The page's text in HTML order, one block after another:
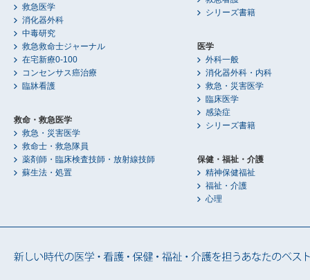
救急医学
消化器外科
中毒研究
救急救命士ジャーナル
在宅新療0-100
コンセンサス癌治療
臨牀看護
救命・救急医学
救急・災害医学
救命士・救急隊員
薬剤師・臨床検査技師・放射線技師
蘇生法・処置
シリーズ書籍
医学
外科一般
消化器外科・内科
救急・災害医学
臨床医学
感染症
シリーズ書籍
保健・福祉・介護
精神保健福祉
福祉・介護
心理